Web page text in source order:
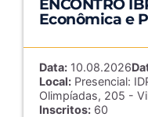
ENCONTRO
Econômica e
Data:10.08.2026
Local:Presencial:
Olimpíadas, 205 -
Inscritos:60